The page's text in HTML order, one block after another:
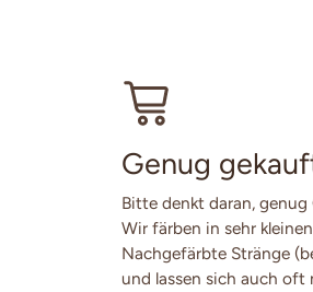
Genug
Bitte denkt daran,
Wir färben in sehr
Nachgefärbte Stränge
und lassen sich auch oft